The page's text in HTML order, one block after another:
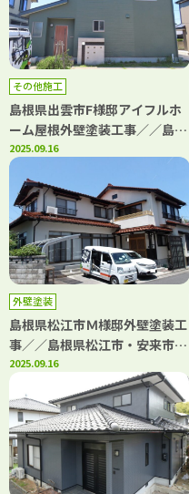
その他施工
島根県出雲市F様邸アイフルホ
ーム屋根外壁塗装工事／／島根
県松江市・出雲市・大田市・雲
南市・鳥取県米子市・境港市の
「きじま塗装」
2025.09.16
外壁塗装
島根県松江市Ｍ様邸外壁塗装工
事／／島根県松江市・安来市・
出雲市・大田市・雲南市 鳥取
県米子市・境港市の「きじま塗
装」
2025.09.16